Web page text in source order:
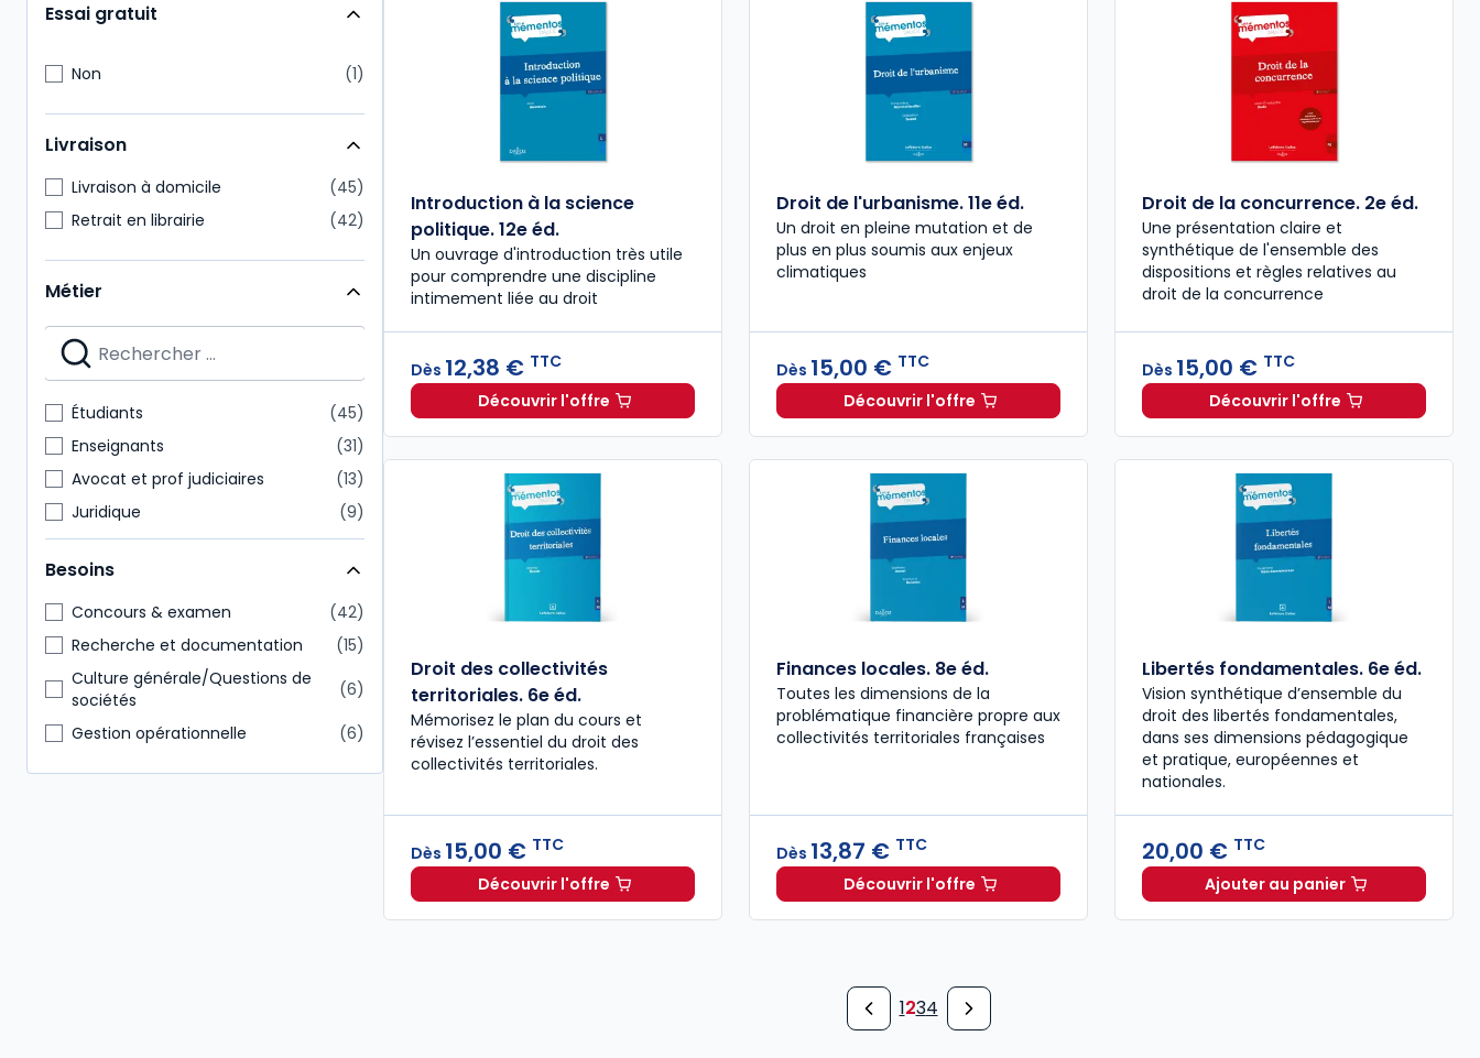
Essai gratuit
Non 1
Livraison
Livraison à domicile
45
Retrait en librairie
42
Métier
Étudiants
45
Enseignants
31
Avocat et prof judiciaires
13
Juridique
9
Notaire
4
Administratif et financier
3
Immobilier
2
Autres
1
Conseiller en gestion patrimoine
1
Hygiène Sécurité Environnement
Besoins
Concours & examen
42
Recherche et documentation
15
Culture générale/Questions de
sociétés
6
Gestion opérationnelle
6
Introduction à la science
politique. 12e éd.
Un ouvrage d'introduction très utile
pour comprendre une discipline
intimement liée au droit
Dès 12,38 € TTC
Découvrir l'offreIntroduction à la science politique. 12e éd. à partir deDès 12,38 €
Droit de l'urbanisme. 11e éd.
Un droit en pleine mutation et de
plus en plus soumis aux enjeux
climatiques
Dès 15,00 € TTC
Découvrir l'offreDroit de l'urbanisme. 11e éd. à partir deDès15,00 €TTC
Droit de la concurrence. 2e éd.
Une présentation claire et
synthétique de l'ensemble des
dispositions et règles relatives au
droit de la concurrence
Dès 15,00 € TTC
Découvrir l'offre
Droit de la
Droit des collectivités
territoriales. 6e éd.
Mémorisez le plan du cours et
révisez l’essentiel du droit des
collectivités territoriales.
Dès 15,00 € TTC
Découvrir l'offreDroit des collectivités territoriales. 6e éd. à partir de Dès 15,00 €
Finances locales. 8e éd.
Toutes les dimensions de la
problématique financière propre aux
collectivités territoriales françaises
Dès 13,87 € TTC
Découvrir l'offreFinances locales. 8e éd. à partir de Dès13,87 € TTC
Libertés fondamentales. 6e éd.
Vision synthétique d’ensemble du
droit des libertés fondamentales,
dans ses dimensions pédagogique
et pratique, européennes et
nationales.
20,00 € TTC
Ajouter au panier
Libertés
1234